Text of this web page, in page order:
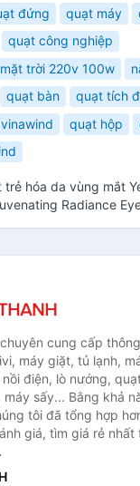
đứng quạt máy
quạt công nghiệp
trời 220v 100w
quạt bàn
quạt tích
quạt hộp
trẻ hóa da vùng mắt
Radiance
cung cấp
máy giặt, tủ lạnh,
điện, lò nướng,
sấy... Bằng khả
tôi đã tổng hợp
giá, tìm giá rẻ nhất